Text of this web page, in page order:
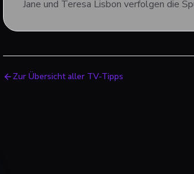
Jane und Teresa Lisbon verfolgen die
Zur Übersicht aller TV-Tipps